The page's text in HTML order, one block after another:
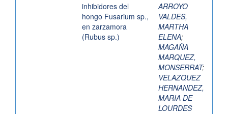
inhibidores del
hongo Fusarium sp.,
en zarzamora
(Rubus sp.)
ARROYO
VALDES,
MARTHA
ELENA;
MAGAÑA
MARQUEZ,
MONSERRAT;
VELAZQUEZ
HERNANDEZ,
MARIA DE
LOURDES